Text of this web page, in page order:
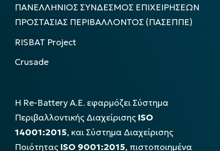
ΠΑΝΕΛΛΗΝΙΟΣ ΣΥΝΔΕΣΜΟΣ ΕΠΙΧΕΙΡΗΣΕΩΝ
ΠΡΟΣΤΑΣΙΑΣ ΠΕΡΙΒΑΛΛΟΝΤΟΣ (ΠΑΣΕΠΠΕ)
RISBAT Project
Crusade
Η Re-Battery Α.Ε. εφαρμόζει Σύστημα
Περιβαλλοντικής Διαχείρισης ISO
14001:2015, και Σύστημα Διαχείρισης
Ποιότητας ISO 9001:2015, πιστοποιημένα